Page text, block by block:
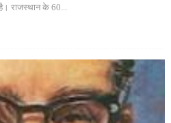
राजस्थान के 60...